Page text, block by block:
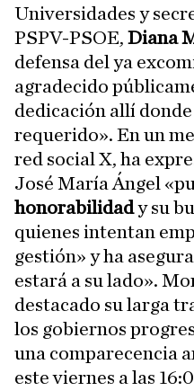
Universidades y
PSPV-PSOE, Diana
defensa del ya
agradecido
dedicación allí donde
requerido». En un
red social X, ha
José María Ángel
honorabilidady su
quienes intentan
gestión» y ha
estará a su lado».
destacado su larga
los gobiernos
una comparecencia
este viernes a las